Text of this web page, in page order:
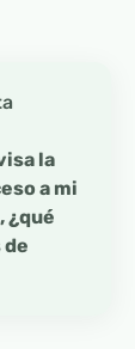
la
a mi
¿qué
de